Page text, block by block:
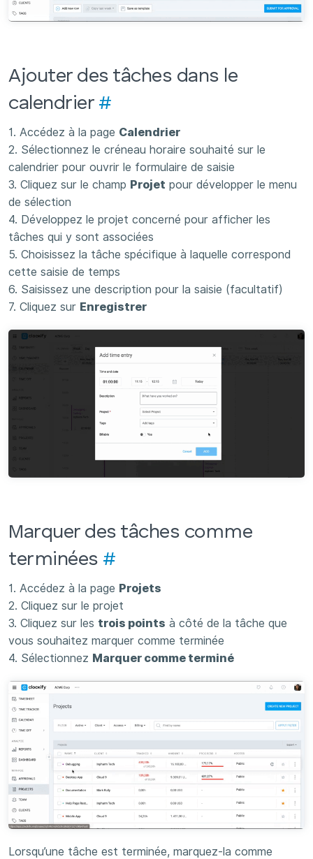
Ajouter des tâches dans le
calendrier #
1. Accédez à la page Calendrier
2. Sélectionnez le créneau horaire souhaité sur le
calendrier pour ouvrir le formulaire de saisie
3. Cliquez sur le champ Projet pour développer le menu
de sélection
4. Développez le projet concerné pour afficher les
tâches qui y sont associées
5. Choisissez la tâche spécifique à laquelle correspond
cette saisie de temps
6. Saisissez une description pour la saisie (facultatif)
7. Cliquez sur Enregistrer
Marquer des tâches comme
terminées #
1. Accédez à la page Projets
2. Cliquez sur le projet
3. Cliquez sur les trois points à côté de la tâche que
vous souhaitez marquer comme terminée
4. Sélectionnez Marquer comme terminé
Lorsqu’une tâche est terminée, marquez-la comme